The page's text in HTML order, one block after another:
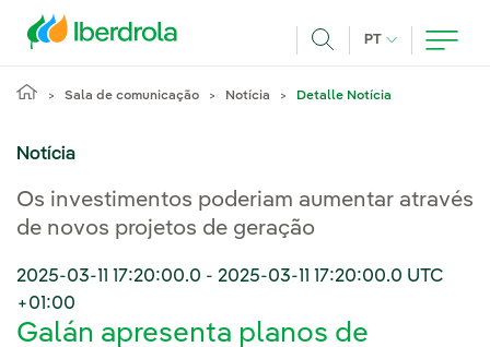
PT IDIOMA ATUAL,
Sala de comunicação Notícia Detalle Notícia
Notícia
Os investimentos poderiam aumentar através
de novos projetos de geração
2025-03-11 17:20:00.0 - 2025-03-11 17:20:00.0 UTC
+01:00
Galán apresenta planos de